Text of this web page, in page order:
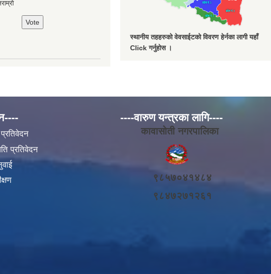
स्थानीय तहहरुको वेवसाईटको विवरण हेर्नका लागी यहाँ
Click गर्नुहोस ।
प्रतिवेदन
प्रतिवेदन
----वारुण यन्त्रका लागि----
कावासोती नगरपालिका
९८५७०४१४८४
९८४७२७१२६१